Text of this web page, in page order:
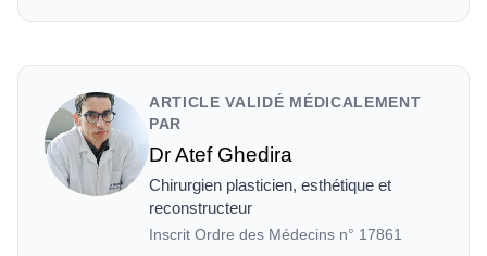
ARTICLE VALIDÉ MÉDICALEMENT
PAR
Dr Atef Ghedira
Chirurgien plasticien, esthétique et
reconstructeur
Inscrit Ordre des Médecins n° 17861